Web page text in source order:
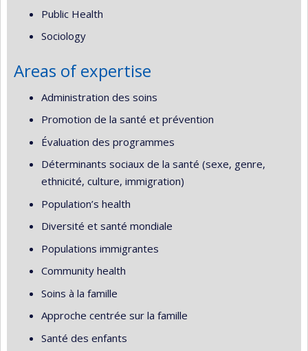
Public Health
Sociology
Areas of expertise
Administration des soins
Promotion de la santé et prévention
Évaluation des programmes
Déterminants sociaux de la santé (sexe, genre,
ethnicité, culture, immigration)
Population’s health
Diversité et santé mondiale
Populations immigrantes
Community health
Soins à la famille
Approche centrée sur la famille
Santé des enfants